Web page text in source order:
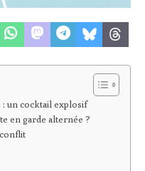
: un cocktail explosif
en garde alternée ?